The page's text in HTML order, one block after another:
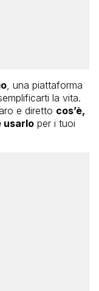
, una piattaforma
la vita.
e diretto cos’è,
usarlo per i tuoi